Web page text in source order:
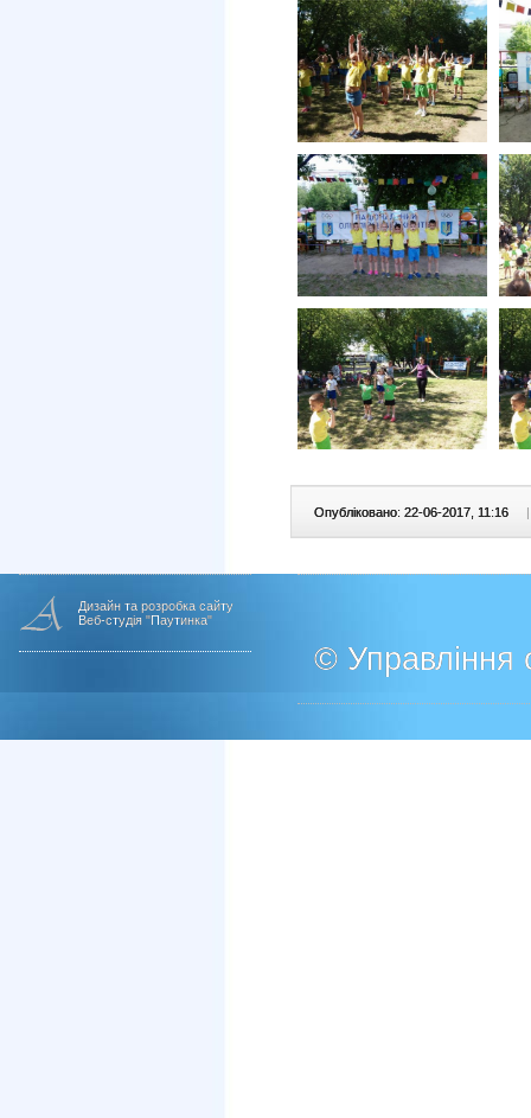
Опубліковано: 22-06-2017, 11:16
Дизайн та розробка сайту
Веб-студія "Паутинка"
© Управління